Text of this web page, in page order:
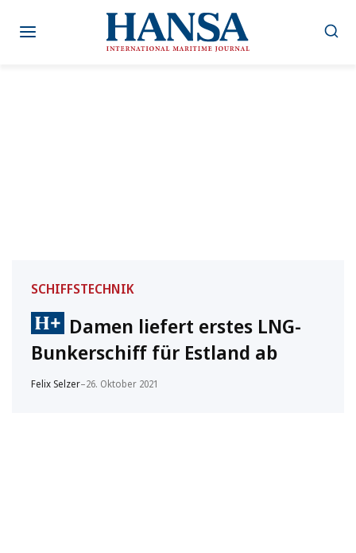
Inhalt
SCHIFFSTECHNIK
Damen liefert erstes LNG-
Bunkerschiff für Estland ab
Felix Selzer–26. Oktober 2021